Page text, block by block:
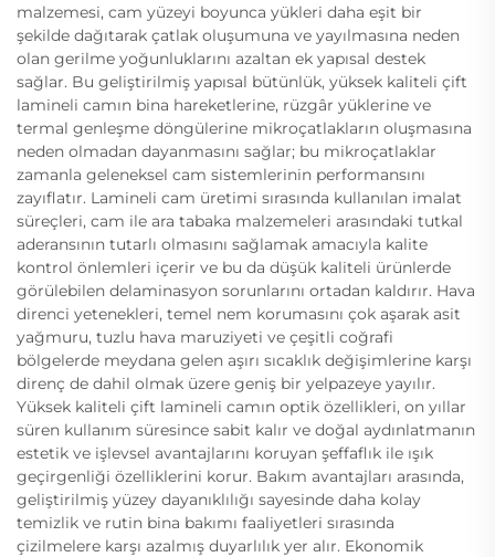
malzemesi, cam yüzeyi boyunca yükleri daha eşit bir
şekilde dağıtarak çatlak oluşumuna ve yayılmasına neden
olan gerilme yoğunluklarını azaltan ek yapısal destek
sağlar. Bu geliştirilmiş yapısal bütünlük, yüksek kaliteli çift
lamineli camın bina hareketlerine, rüzgâr yüklerine ve
termal genleşme döngülerine mikroçatlakların oluşmasına
neden olmadan dayanmasını sağlar; bu mikroçatlaklar
zamanla geleneksel cam sistemlerinin performansını
zayıflatır. Lamineli cam üretimi sırasında kullanılan imalat
süreçleri, cam ile ara tabaka malzemeleri arasındaki tutkal
aderansının tutarlı olmasını sağlamak amacıyla kalite
kontrol önlemleri içerir ve bu da düşük kaliteli ürünlerde
görülebilen delaminasyon sorunlarını ortadan kaldırır. Hava
direnci yetenekleri, temel nem korumasını çok aşarak asit
yağmuru, tuzlu hava maruziyeti ve çeşitli coğrafi
bölgelerde meydana gelen aşırı sıcaklık değişimlerine karşı
direnç de dahil olmak üzere geniş bir yelpazeye yayılır.
Yüksek kaliteli çift lamineli camın optik özellikleri, on yıllar
süren kullanım süresince sabit kalır ve doğal aydınlatmanın
estetik ve işlevsel avantajlarını koruyan şeffaflık ile ışık
geçirgenliği özelliklerini korur. Bakım avantajları arasında,
geliştirilmiş yüzey dayanıklılığı sayesinde daha kolay
temizlik ve rutin bina bakımı faaliyetleri sırasında
çizilmelere karşı azalmış duyarlılık yer alır. Ekonomik